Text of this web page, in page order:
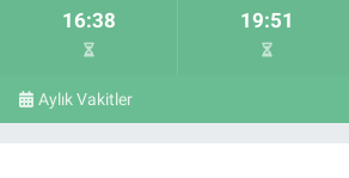
16:38 19:51
Aylık Vakitler